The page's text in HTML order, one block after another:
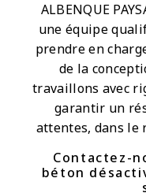
ALBENQUE
une équipe
prendre en
de la
travaillons avec
garantir un
attentes, dans le
Contactez-
béton